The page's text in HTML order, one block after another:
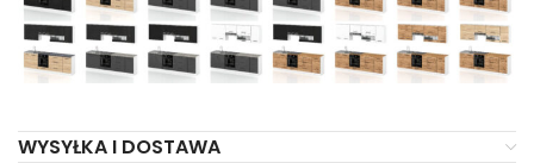
WYSYŁKA I DOSTAWA